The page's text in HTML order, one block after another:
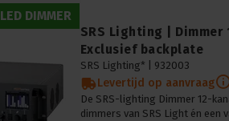
LED DIMMER
SRS Lighting | Dimmer
Exclusief backplate
SRS Lighting* | 932003
Levertijd op aanvraag
De SRS-lighting Dimmer 12-
dimmers van SRS Light én een